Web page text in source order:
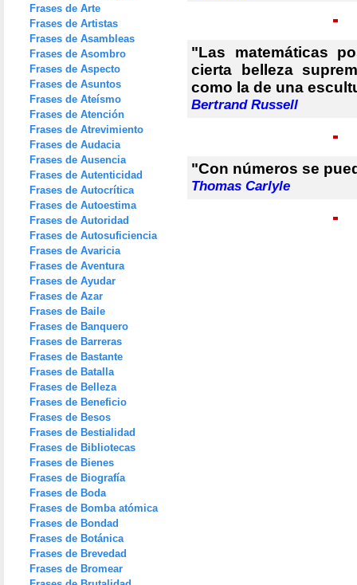
Frases de Arte
Frases de Artistas
Frases de Asambleas
Frases de Asombro
Frases de Aspecto
Frases de Asuntos
Frases de Ateísmo
Frases de Atención
Frases de Atrevimiento
Frases de Audacia
Frases de Ausencia
Frases de Autenticidad
Frases de Autocrítica
Frases de Autoestima
Frases de Autoridad
Frases de Autosuficiencia
Frases de Avaricia
Frases de Aventura
Frases de Ayudar
Frases de Azar
Frases de Baile
Frases de Banquero
Frases de Barreras
Frases de Bastante
Frases de Batalla
Frases de Belleza
Frases de Beneficio
Frases de Besos
Frases de Bestialidad
Frases de Bibliotecas
Frases de Bienes
Frases de Biografía
Frases de Boda
Frases de Bomba atómica
Frases de Bondad
Frases de Botánica
Frases de Brevedad
Frases de Bromear
"Las matemáticas
cierta belleza
como la de una
Bertrand Russell
"Con números se
Thomas Carlyle